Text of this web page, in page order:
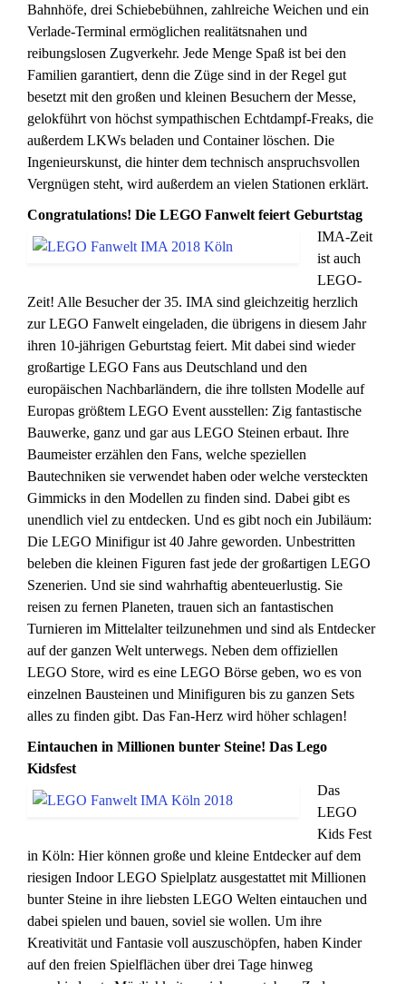
Bahnhöfe, drei Schiebebühnen, zahlreiche Weichen und ein
Verlade-Terminal ermöglichen realitätsnahen und
reibungslosen Zugverkehr. Jede Menge Spaß ist bei den
Familien garantiert, denn die Züge sind in der Regel gut
besetzt mit den großen und kleinen Besuchern der Messe,
gelokführt von höchst sympathischen Echtdampf-Freaks, die
außerdem LKWs beladen und Container löschen. Die
Ingenieurskunst, die hinter dem technisch anspruchsvollen
Vergnügen steht, wird außerdem an vielen Stationen erklärt.
Congratulations! Die LEGO Fanwelt feiert Geburtstag
IMA-Zeit
ist auch
LEGO-
Zeit! Alle Besucher der 35. IMA sind gleichzeitig herzlich
zur LEGO Fanwelt eingeladen, die übrigens in diesem Jahr
ihren 10-jährigen Geburtstag feiert. Mit dabei sind wieder
großartige LEGO Fans aus Deutschland und den
europäischen Nachbarländern, die ihre tollsten Modelle auf
Europas größtem LEGO Event ausstellen: Zig fantastische
Bauwerke, ganz und gar aus LEGO Steinen erbaut. Ihre
Baumeister erzählen den Fans, welche speziellen
Bautechniken sie verwendet haben oder welche versteckten
Gimmicks in den Modellen zu finden sind. Dabei gibt es
unendlich viel zu entdecken. Und es gibt noch ein Jubiläum:
Die LEGO Minifigur ist 40 Jahre geworden. Unbestritten
beleben die kleinen Figuren fast jede der großartigen LEGO
Szenerien. Und sie sind wahrhaftig abenteuerlustig. Sie
reisen zu fernen Planeten, trauen sich an fantastischen
Turnieren im Mittelalter teilzunehmen und sind als Entdecker
auf der ganzen Welt unterwegs. Neben dem offiziellen
LEGO Store, wird es eine LEGO Börse geben, wo es von
einzelnen Bausteinen und Minifiguren bis zu ganzen Sets
alles zu finden gibt. Das Fan-Herz wird höher schlagen!
Eintauchen in Millionen bunter Steine! Das Lego
Kidsfest
Das
LEGO
Kids Fest
in Köln: Hier können große und kleine Entdecker auf dem
riesigen Indoor LEGO Spielplatz ausgestattet mit Millionen
bunter Steine in ihre liebsten LEGO Welten eintauchen und
dabei spielen und bauen, soviel sie wollen. Um ihre
Kreativität und Fantasie voll auszuschöpfen, haben Kinder
auf den freien Spielflächen über drei Tage hinweg